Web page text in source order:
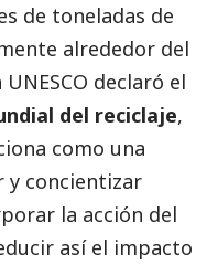
de toneladas de
alrededor del
declaró el
del reciclaje,
como una
y concientizar
la acción del
así el impacto